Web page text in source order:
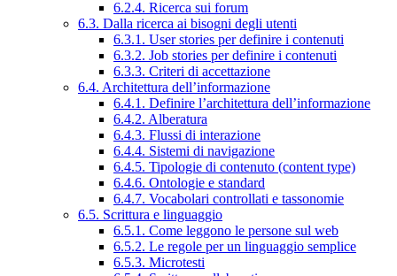
6.2.4. Ricerca sui forum
6.3. Dalla ricerca ai bisogni degli utenti
6.3.1. User stories per definire i contenuti
6.3.2. Job stories per definire i contenuti
6.3.3. Criteri di accettazione
6.4. Architettura dell’informazione
6.4.1. Definire l’architettura dell’informazione
6.4.2. Alberatura
6.4.3. Flussi di interazione
6.4.4. Sistemi di navigazione
6.4.5. Tipologie di contenuto (content type)
6.4.6. Ontologie e standard
6.4.7. Vocabolari controllati e tassonomie
6.5. Scrittura e linguaggio
6.5.1. Come leggono le persone sul web
6.5.2. Le regole per un linguaggio semplice
6.5.3. Microtesti